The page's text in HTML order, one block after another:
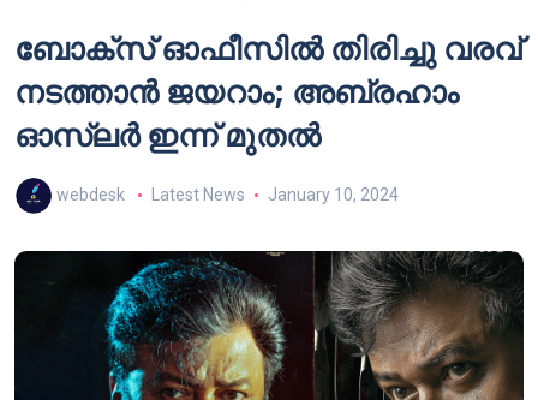
ബോക്സ് ഓഫീസിൽ തിരിച്ചു വരവ്
നടത്താൻ ജയറാം; അബ്രഹാം
ഓസ്‌ലർ ഇന്ന് മുതൽ
webdesk Latest News January 10, 2024